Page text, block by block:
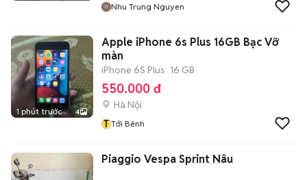
Nhu Trung Nguyen
1 phút trước 4
Apple iPhone 6s Plus 16GB Bạc Vỡ
màn
iPhone 6S Plus 16 GB
550.000 đ
Hà Nội
T Tới Bênh
Piaggio Vespa Sprint Nâu